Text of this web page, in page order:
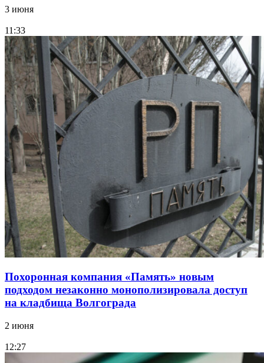
3 июня
11:33
Похоронная компания «Память» новым
подходом незаконно монополизировала доступ
на кладбища Волгограда
2 июня
12:27